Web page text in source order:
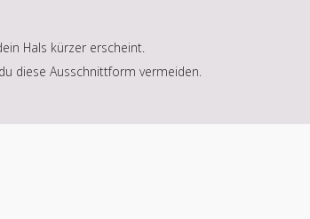
Hals kürzer erscheint.
diese Ausschnittform vermeiden.